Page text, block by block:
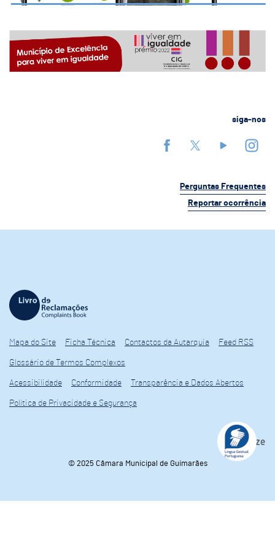
siga-nos
Perguntas Frequentes
Reportar ocorrência
Mapa do Site Ficha Técnica Contactos da Autarquia Feed RSS
Glossário de Termos Complexos
Acessibilidade Conformidade Transparência e Dados Abertos
Política de Privacidade e Segurança
© 2025 Câmara Municipal de Guimarães